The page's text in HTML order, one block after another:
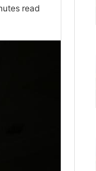
read